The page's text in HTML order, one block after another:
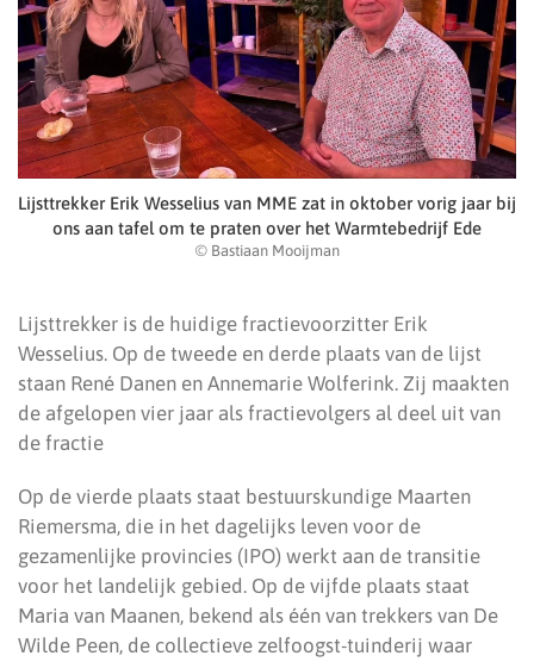
Lijsttrekker Erik Wesselius van MME zat in oktober vorig jaar bij
ons aan tafel om te praten over het Warmtebedrijf Ede
© Bastiaan Mooijman
Lijsttrekker is de huidige fractievoorzitter Erik
Wesselius. Op de tweede en derde plaats van de lijst
staan René Danen en Annemarie Wolferink. Zij maakten
de afgelopen vier jaar als fractievolgers al deel uit van
de fractie
Op de vierde plaats staat bestuurskundige Maarten
Riemersma, die in het dagelijks leven voor de
gezamenlijke provincies (IPO) werkt aan de transitie
voor het landelijk gebied. Op de vijfde plaats staat
Maria van Maanen, bekend als één van trekkers van De
Wilde Peen, de collectieve zelfoogst-tuinderij waar